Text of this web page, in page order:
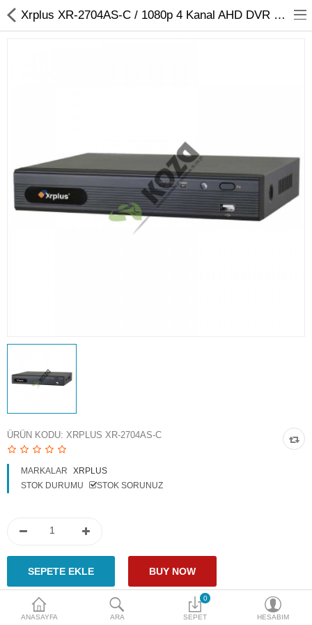
Kayıt Cihazları
Mobil Ürünler
Hırsız Alarm Sistemleri
Plaka Tanıma Sistemi
Ürün Güvenlik Sistemleri
Aksiyon Kameraları
Karşılaştır
Para Birimi
ANASAYFA ARA
0
SEPET HESABIM
Xrplus XR-2704AS-C / 1080p 4 Kanal AHD DVR 5 IN 1 Hibrit Kayıt Cihazı
ÜRÜN KODU: XRPLUS XR-2704AS-C
MARKALAR
XRPLUS
STOK DURUMU
STOK SORUNUZ
Paylaş